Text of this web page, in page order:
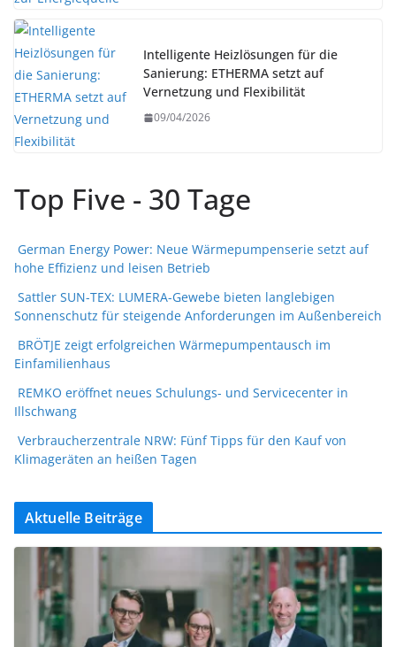
Intelligente Heizlösungen für die
Sanierung: ETHERMA setzt auf
Vernetzung und Flexibilität
09/04/2026
Top Five - 30 Tage
German Energy Power: Neue Wärmepumpenserie setzt auf
hohe Effizienz und leisen Betrieb
Sattler SUN-TEX: LUMERA-Gewebe bieten langlebigen
Sonnenschutz für steigende Anforderungen im Außenbereich
BRÖTJE zeigt erfolgreichen Wärmepumpentausch im
Einfamilienhaus
REMKO eröffnet neues Schulungs- und Servicecenter in
Illschwang
Verbraucherzentrale NRW: Fünf Tipps für den Kauf von
Klimageräten an heißen Tagen
Aktuelle Beiträge